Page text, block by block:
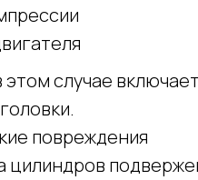
случае
повреждения
цилиндров